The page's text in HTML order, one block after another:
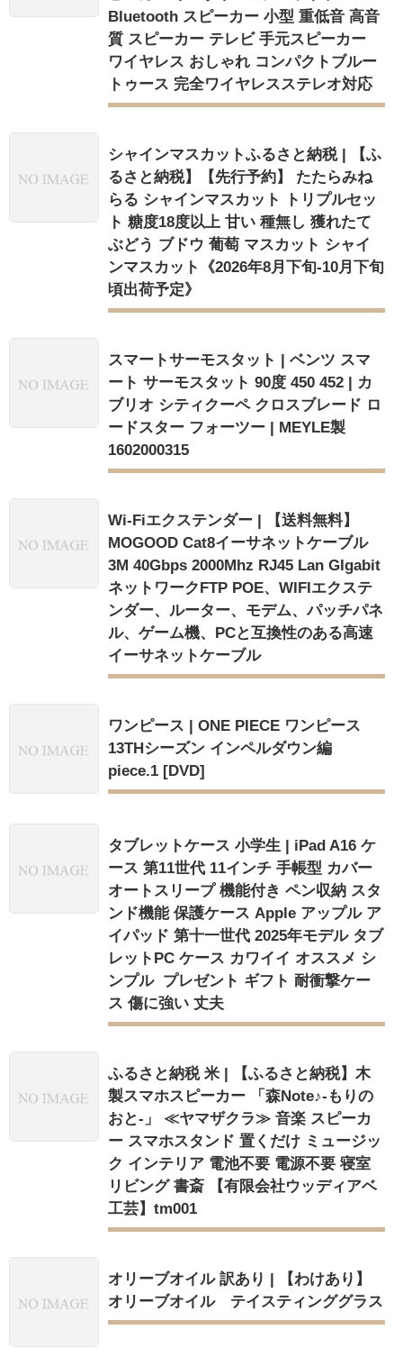
Bluetooth スピーカー 小型 重低音 高音
質 スピーカー テレビ 手元スピーカー
ワイヤレス おしゃれ コンパクトブルー
トゥース 完全ワイヤレスステレオ対応
シャインマスカットふるさと納税 | 【ふ
るさと納税】【先行予約】 たたらみね
らる シャインマスカット トリプルセッ
ト 糖度18度以上 甘い 種無し 獲れたて
ぶどう ブドウ 葡萄 マスカット シャイ
ンマスカット《2026年8月下旬-10月下旬
頃出荷予定》
スマートサーモスタット | ベンツ スマ
ート サーモスタット 90度 450 452 | カ
ブリオ シティクーペ クロスブレード ロ
ードスター フォーツー | MEYLE製
1602000315
Wi-Fiエクステンダー | 【送料無料】
MOGOOD Cat8イーサネットケーブル
3M 40Gbps 2000Mhz RJ45 Lan GIgabit
ネットワークFTP POE、WIFIエクステ
ンダー、ルーター、モデム、パッチパネ
ル、ゲーム機、PCと互換性のある高速
イーサネットケーブル
ワンピース | ONE PIECE ワンピース
13THシーズン インペルダウン編
piece.1 [DVD]
タブレットケース 小学生 | iPad A16 ケ
ース 第11世代 11インチ 手帳型 カバー
オートスリープ 機能付き ペン収納 スタ
ンド機能 保護ケース Apple アップル ア
イパッド 第十一世代 2025年モデル タブ
レットPC ケース カワイイ オススメ シ
ンプル プレゼント ギフト 耐衝撃ケー
ス 傷に強い 丈夫
ふるさと納税 米 | 【ふるさと納税】木
製スマホスピーカー 「森Note♪-もりの
おと-」 ≪ヤマザクラ≫ 音楽 スピーカ
ー スマホスタンド 置くだけ ミュージッ
ク インテリア 電池不要 電源不要 寝室
リビング 書斎 【有限会社ウッディアベ
工芸】tm001
オリーブオイル 訳あり | 【わけあり】
オリーブオイル テイスティンググラス